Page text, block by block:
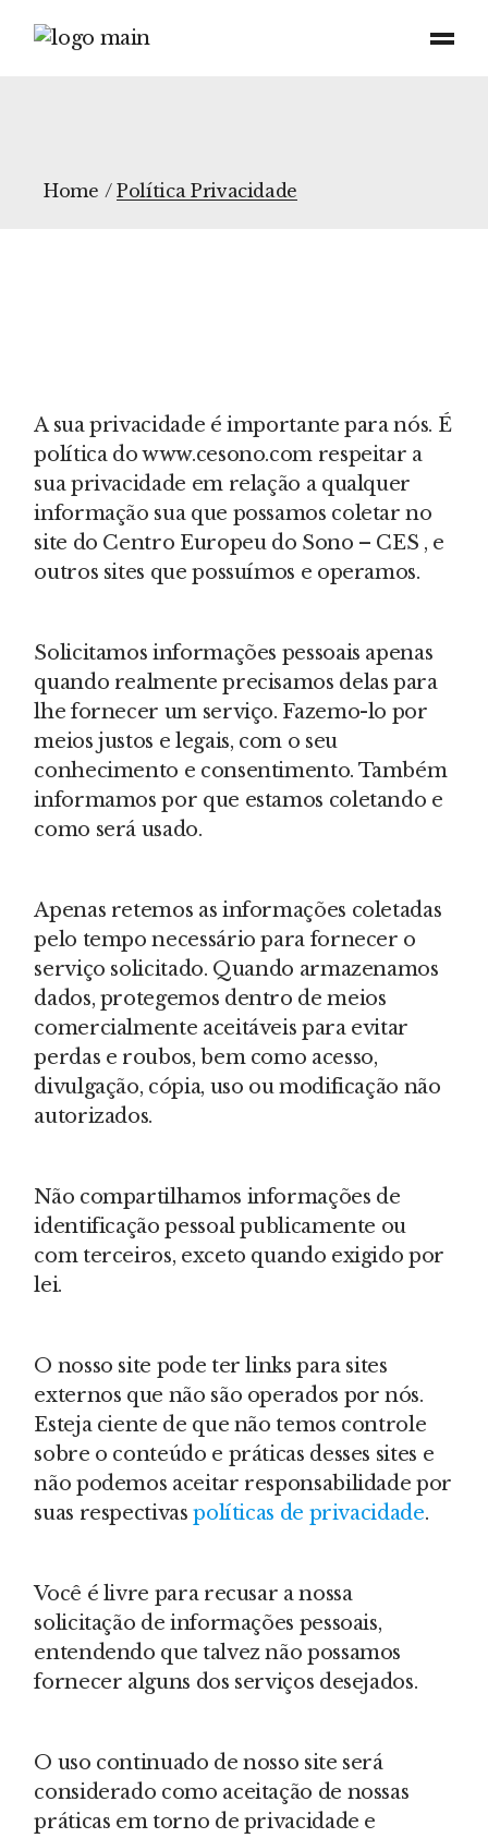
Home Política Privacidade
A sua privacidade é importante para nós. É
política do www.cesono.com respeitar a
sua privacidade em relação a qualquer
informação sua que possamos coletar no
site do Centro Europeu do Sono – CES , e
outros sites que possuímos e operamos.
Solicitamos informações pessoais apenas
quando realmente precisamos delas para
lhe fornecer um serviço. Fazemo-lo por
meios justos e legais, com o seu
conhecimento e consentimento. Também
informamos por que estamos coletando e
como será usado.
Apenas retemos as informações coletadas
pelo tempo necessário para fornecer o
serviço solicitado. Quando armazenamos
dados, protegemos dentro de meios
comercialmente aceitáveis para evitar
perdas e roubos, bem como acesso,
divulgação, cópia, uso ou modificação não
autorizados.
Não compartilhamos informações de
identificação pessoal publicamente ou
com terceiros, exceto quando exigido por
lei.
O nosso site pode ter links para sites
externos que não são operados por nós.
Esteja ciente de que não temos controle
sobre o conteúdo e práticas desses sites e
não podemos aceitar responsabilidade por
suas respectivaspolíticas de privacidade.
Você é livre para recusar a nossa
solicitação de informações pessoais,
entendendo que talvez não possamos
fornecer alguns dos serviços desejados.
O uso continuado de nosso site será
considerado como aceitação de nossas
práticas em torno de privacidade e